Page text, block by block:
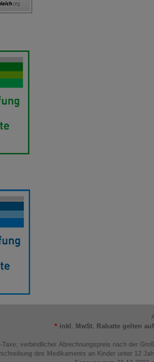
* inkl. MwSt. Rabatte gelten
verbindlicher Abrechnungspreis nach der
des Medikaments an Kinder unter 12